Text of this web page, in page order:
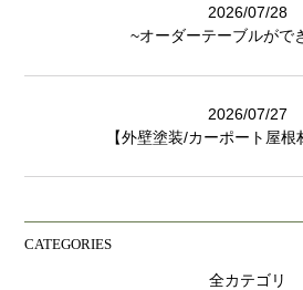
2026/07/28
~オーダーテーブルがで
2026/07/27
【外壁塗装/カーポート屋根
CATEGORIES
全カテゴリ